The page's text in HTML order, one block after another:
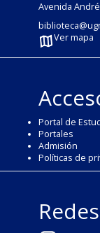
Avenida
Ver mapa
Portal de
Portales
Admisión
Políticas de